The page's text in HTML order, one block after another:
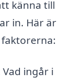
känna till
in. Här är
Vad ingår i